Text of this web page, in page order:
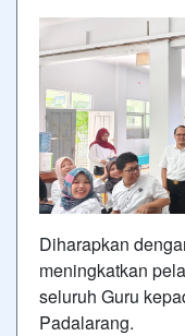
Diharapkan
meningkatkan
seluruh Guru
Padalarang.